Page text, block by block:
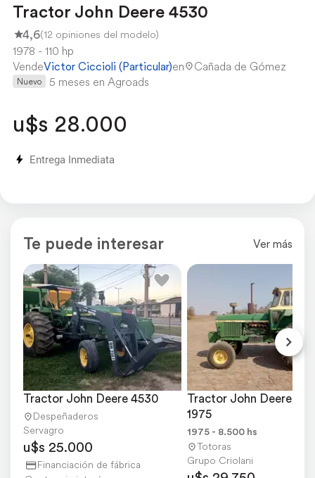
Tractor John Deere 4530
4,6(12 opiniones del modelo)
1978
110 hp
VendeVictor Ciccioli (Particular)en Cañada de Gómez
Nuevo 5 meses en Agroads
u$s 28.000
Entrega Inmediata
Bajo Medio Alto
CHEQUEÁ PRECIOS
Te puede interesar Ver más
Tractor John Deere 4530
Despeñaderos
Servagro
u$s 25.000
Financiación de fábrica
Tractor John Deere
1975
1975 - 8.500 hs
Totoras
Grupo Criolani